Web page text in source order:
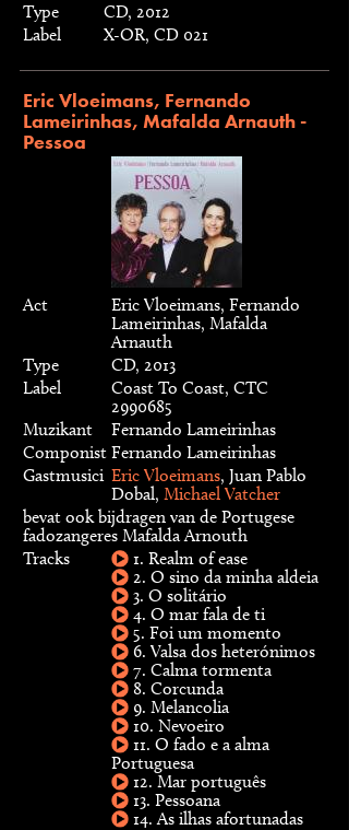
Type
CD, 2012
Label
X-OR, CD 021
Eric Vloeimans, Fernando
Lameirinhas, Mafalda Arnauth -
Pessoa
Act
Eric Vloeimans, Fernando
Lameirinhas, Mafalda
Arnauth
Type
CD, 2013
Label
Coast To Coast, CTC
2990685
Muzikant
Fernando Lameirinhas
Componist Fernando Lameirinhas
Gastmusici Eric Vloeimans, Juan Pablo
Dobal, Michael Vatcher
bevat ook bijdragen van de Portugese
fadozangeres Mafalda Arnouth
Tracks
1. Realm of ease
2. O sino da minha aldeia
3. O solitário
4. O mar fala de ti
5. Foi um momento
6. Valsa dos heterónimos
7. Calma tormenta
8. Corcunda
9. Melancolia
10. Nevoeiro
11. O fado e a alma
Portuguesa
12. Mar português
13. Pessoana
14. As ilhas afortunadas